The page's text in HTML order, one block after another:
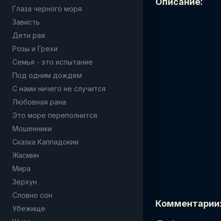
Глаза черного моря
Зависть
Дети рая
Розы и Грехи
Семья - это испытание
Под одним дождем
С нами ничего не случится
Любовная рана
Это море переполнится
Мошенники
Сказка Каппадокии
Жасмин
Мира
Зерхун
Словно сон
Убежище